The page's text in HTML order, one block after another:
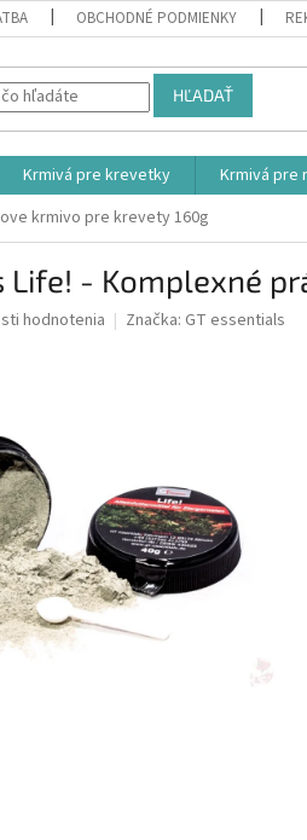
OBCHODNÉ PODMIENKY
HĽADAŤ
Krmivá pre krevetky Krmivá pre
krmivo pre krevety 160g
Life! - Komplexné
hodnotenia Značka: GT essentials